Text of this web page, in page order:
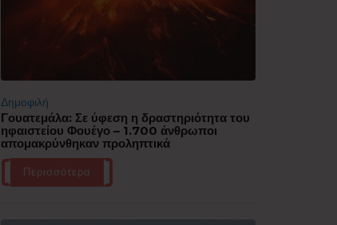
Δημοφιλή
Γουατεμάλα: Σε ύφεση η δραστηριότητα του
ηφαιστείου Φουέγο – 1.700 άνθρωποι
απομακρύνθηκαν προληπτικά
Περισσότερα